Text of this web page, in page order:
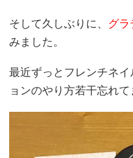
そして久しぶりに、 グ
みました。
最近ずっとフレンチネ
ョンのやり方若干忘れて